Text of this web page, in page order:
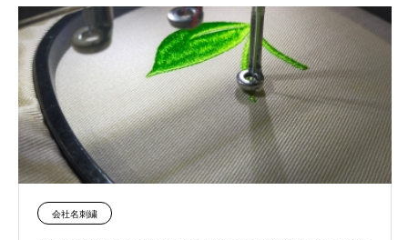
会社名刺繍